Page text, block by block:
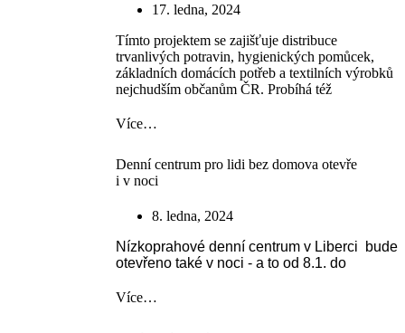
17. ledna, 2024
Tímto projektem se zajišťuje distribuce
trvanlivých potravin, hygienických pomůcek,
základních domácích potřeb a textilních výrobků
nejchudším občanům ČR. Probíhá též
Více…
Denní centrum pro lidi bez domova otevře
i v noci
8. ledna, 2024
Nízkoprahové denní centrum v Liberci bude
otevřeno také v noci - a to od 8.1. do
Více…